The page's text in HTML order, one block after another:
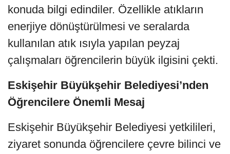
konuda bilgi edindiler. Özellikle atıkların
enerjiye dönüştürülmesi ve seralarda
kullanılan atık ısıyla yapılan peyzaj
çalışmaları öğrencilerin büyük ilgisini çekti.
Eskişehir Büyükşehir Belediyesi’nden
Öğrencilere Önemli Mesaj
Eskişehir Büyükşehir Belediyesi yetkilileri,
ziyaret sonunda öğrencilere çevre bilinci ve